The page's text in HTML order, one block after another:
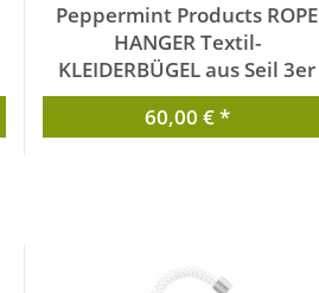
Peppermint Products ROPE
HANGER Textil-
KLEIDERBÜGEL aus Seil 3er
Set Blau PMP_0035_BU_00
von Peppermint Products
60,00 € *